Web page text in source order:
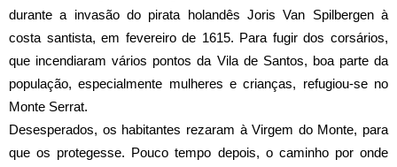
durante a invasão do pirata holandês Joris Van Spilbergen à
costa santista, em fevereiro de 1615. Para fugir dos corsários,
que incendiaram vários pontos da Vila de Santos, boa parte da
população, especialmente mulheres e crianças, refugiou-se no
Monte Serrat.
Desesperados, os habitantes rezaram à Virgem do Monte, para
que os protegesse. Pouco tempo depois, o caminho por onde